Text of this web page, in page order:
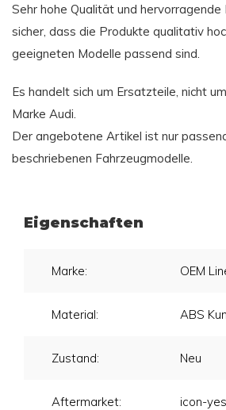
Sehr hohe Qualität und
sicher, dass die Produkte qualitativ
geeigneten Modelle passend sind.
Es handelt sich um Ersatzteile, nicht
Marke Audi.
Der angebotene Artikel ist nur
beschriebenen Fahrzeugmodelle.
Eigenschaften
Marke: OEM
Material: ABS
Zustand: Neu
Aftermarket: icon-